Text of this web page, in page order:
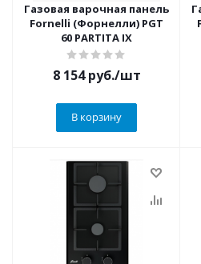
Газовая варочная панель
Fornelli (Форнелли) PGT
60 PARTITA IX
8 154руб./шт
В корзину